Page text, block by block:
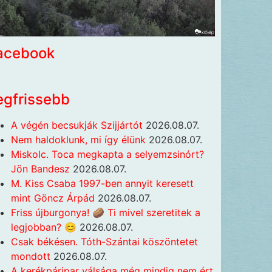
A végén becsukják Szijjártót 2026.08.07.
Nem haldoklunk, mi így élünk 2026.08.07.
Miskolc. Toca megkapta a selyemzsinórt?
Jön Bandesz 2026.08.07.
M. Kiss Csaba 1997-ben annyit keresett
mint Göncz Árpád 2026.08.07.
Friss újburgonya! 🥔 Ti mivel szeretitek a
legjobban? 😊 2026.08.07.
Csak békésen. Tóth-Szántai köszöntetet
mondott 2026.08.07.